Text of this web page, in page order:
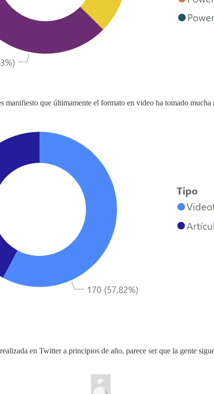
manifiesto que últimamente el formato en video ha tomado
en Twitter a principios de año, parece ser que la gente